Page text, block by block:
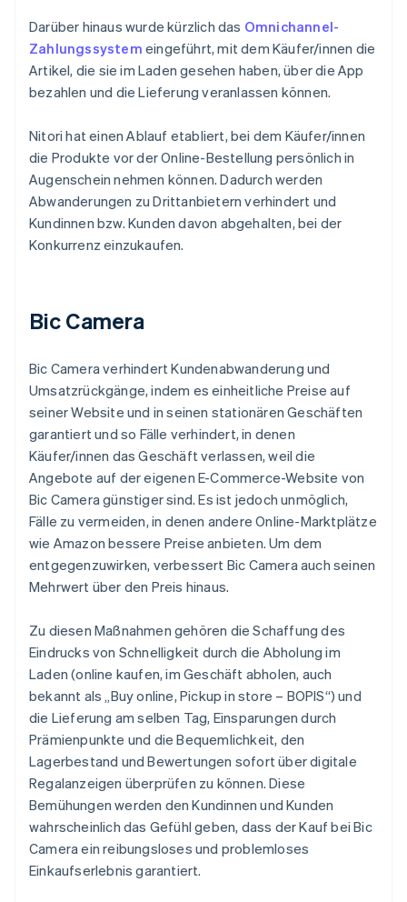
Darüber hinaus wurde kürzlich das Omnichannel-
Zahlungssystem eingeführt, mit dem Käufer/innen die
Artikel, die sie im Laden gesehen haben, über die App
bezahlen und die Lieferung veranlassen können.
Nitori hat einen Ablauf etabliert, bei dem Käufer/innen
die Produkte vor der Online-Bestellung persönlich in
Augenschein nehmen können. Dadurch werden
Abwanderungen zu Drittanbietern verhindert und
Kundinnen bzw. Kunden davon abgehalten, bei der
Konkurrenz einzukaufen.
Bic Camera
Bic Camera verhindert Kundenabwanderung und
Umsatzrückgänge, indem es einheitliche Preise auf
seiner Website und in seinen stationären Geschäften
garantiert und so Fälle verhindert, in denen
Käufer/innen das Geschäft verlassen, weil die
Angebote auf der eigenen E-Commerce-Website von
Bic Camera günstiger sind. Es ist jedoch unmöglich,
Fälle zu vermeiden, in denen andere Online-Marktplätze
wie Amazon bessere Preise anbieten. Um dem
entgegenzuwirken, verbessert Bic Camera auch seinen
Mehrwert über den Preis hinaus.
Zu diesen Maßnahmen gehören die Schaffung des
Eindrucks von Schnelligkeit durch die Abholung im
Laden (online kaufen, im Geschäft abholen, auch
bekannt als „Buy online, Pickup in store – BOPIS“) und
die Lieferung am selben Tag, Einsparungen durch
Prämienpunkte und die Bequemlichkeit, den
Lagerbestand und Bewertungen sofort über digitale
Regalanzeigen überprüfen zu können. Diese
Bemühungen werden den Kundinnen und Kunden
wahrscheinlich das Gefühl geben, dass der Kauf bei Bic
Camera ein reibungsloses und problemloses
Einkaufserlebnis garantiert.